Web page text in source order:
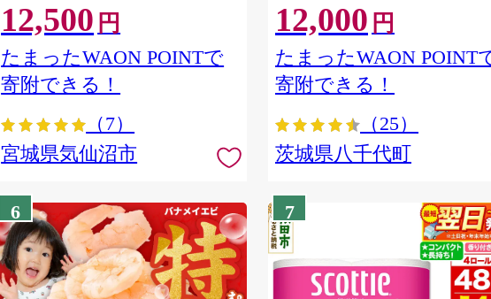
ず 弁当 支援 サーモン 銀鮭切り身 魚
わけあり
12,500 円
たまったWAON POINTで
寄附できる！
（7）
宮城県気仙沼市
気 茨城 八千代町 ふるさと納税 冷
[SF951ya]
12,000 円
たまったWAON POINT
寄附できる！
（25）
茨城県八千代町
6 7